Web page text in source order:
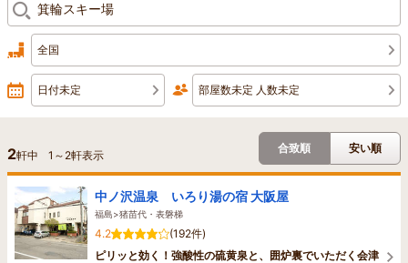
全国
日付未定 部屋数未定 人数未定
2軒中 1 ～ 2軒表示
合致順 安い順
中ノ沢温泉 いろり湯の宿 大阪屋
福島>猪苗代・表磐梯
4.2
(192件)
ピリッと効く！強酸性の硫黄泉と、囲炉裏でいただく会津